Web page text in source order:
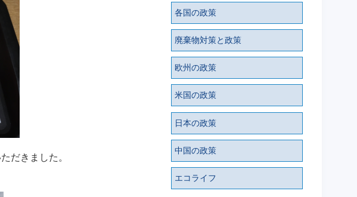
だきました。
各国の政策
廃棄物対策と政策
欧州の政策
米国の政策
日本の政策
中国の政策
エコライフ